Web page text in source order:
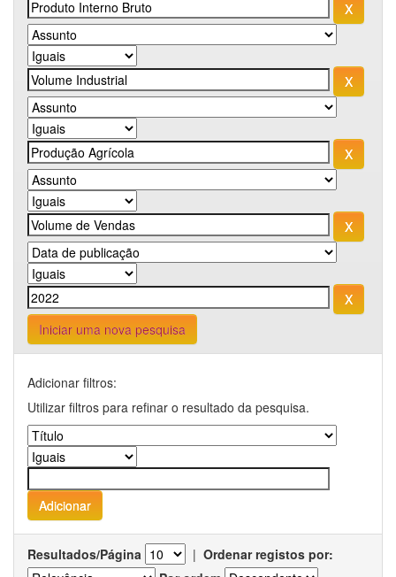
Iniciar uma nova pesquisa
Adicionar filtros:
Utilizar filtros para refinar o resultado da pesquisa.
Resultados/Página | Ordenar registos por: